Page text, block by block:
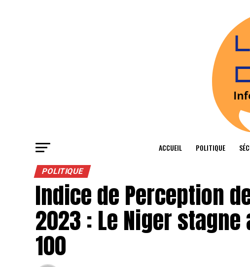
ACCUEIL POLITIQUE
POLITIQUE
Indice de Perception
2023 : Le Niger
100